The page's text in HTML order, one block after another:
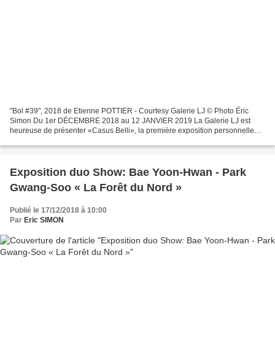
"Bol #39", 2018 de Etienne POTTIER - Courtesy Galerie LJ © Photo Éric
Simon Du 1er DÉCEMBRE 2018 au 12 JANVIER 2019 La Galerie LJ est
heureuse de présenter «Casus Belli», la première exposition personnelle
Exposition duo Show: Bae Yoon-Hwan - Park
Gwang-Soo « La Forêt du Nord »
Publié le 17/12/2018 à 10:00
Par Eric SIMON